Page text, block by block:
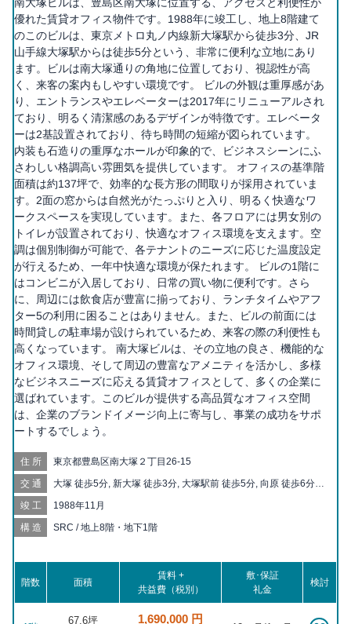
南大塚ビルは、豊島区南大塚に位置する、アクセスと利便性が
優れた賃貸オフィス物件です。1988年に竣工し、地上8階建て
のこのビルは、東京メトロ丸ノ内線新大塚駅から徒歩3分、JR
山手線大塚駅からは徒歩5分という、非常に便利な立地にあり
ます。ビルは南大塚通りの角地に位置しており、視認性が高
く、来客の案内もしやすい環境です。 ビルの外観は重厚感があ
り、エントランスやエレベーターは2017年にリニューアルされ
ており、明るく清潔感のあるデザインが特徴です。エレベータ
ーは2基設置されており、待ち時間の短縮が図られています。
内装も石造りの重厚なホールが印象的で、ビジネスシーンにふ
さわしい格調高い雰囲気を提供しています。 オフィスの基準階
面積は約137坪で、効率的な長方形の間取りが採用されていま
す。2面の窓からは自然光がたっぷりと入り、明るく快適なワ
ークスペースを実現しています。また、各フロアには男女別の
トイレが設置されており、快適なオフィス環境を支えます。空
調は個別制御が可能で、各テナントのニーズに応じた温度設定
が行えるため、一年中快適な環境が保たれます。 ビルの1階に
はコンビニが入居しており、日常の買い物に便利です。さら
に、周辺には飲食店が豊富に揃っており、ランチタイムやアフ
ター5の利用に困ることはありません。また、ビルの前面には
時間貸しの駐車場が設けられているため、来客の際の利便性も
高くなっています。 南大塚ビルは、その立地の良さ、機能的な
オフィス環境、そして周辺の豊富なアメニティを活かし、多様
なビジネスニーズに応える賃貸オフィスとして、多くの企業に
選ばれています。このビルが提供する高品質なオフィス空間
は、企業のブランドイメージ向上に寄与し、事業の成功をサポ
ートするでしょう。
住所 東京都豊島区南大塚２丁目26-15
交通
大塚 徒歩5分, 新大塚 徒歩3分, 大塚駅前 徒歩5分, 向原 徒歩6分,
池袋 徒歩12分, 巣鴨 徒歩13分, 都電雑司ヶ谷 徒歩15分, 庚申塚
徒歩15分, 千石 徒歩17分, 茗荷谷 徒歩17分, 新庚申塚 徒歩18分,
竣工 1988年11月
構造 SRC / 地上8階・地下1階
階数 面積
賃料 +
共益費（税別）
敷･保証
礼金
検討
67.6坪 1,690,000 円